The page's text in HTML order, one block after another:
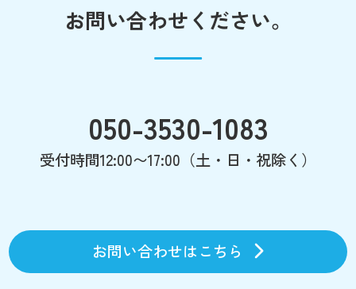
お問い合わせください。
050-3530-1083
受付時間12:00〜17:00（土・日・祝除く）
お問い合わせはこちら